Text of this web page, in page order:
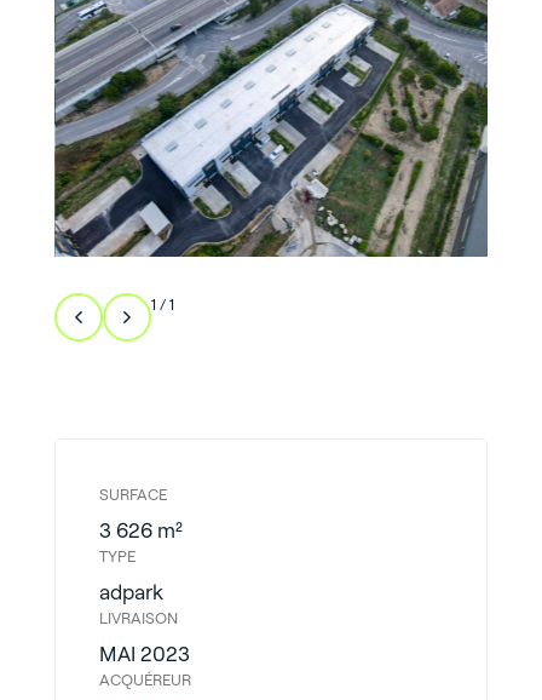
1 /1
SURFACE
3 626 m²​
TYPE
adpark
LIVRAISON
MAI 2023
ACQUÉREUR